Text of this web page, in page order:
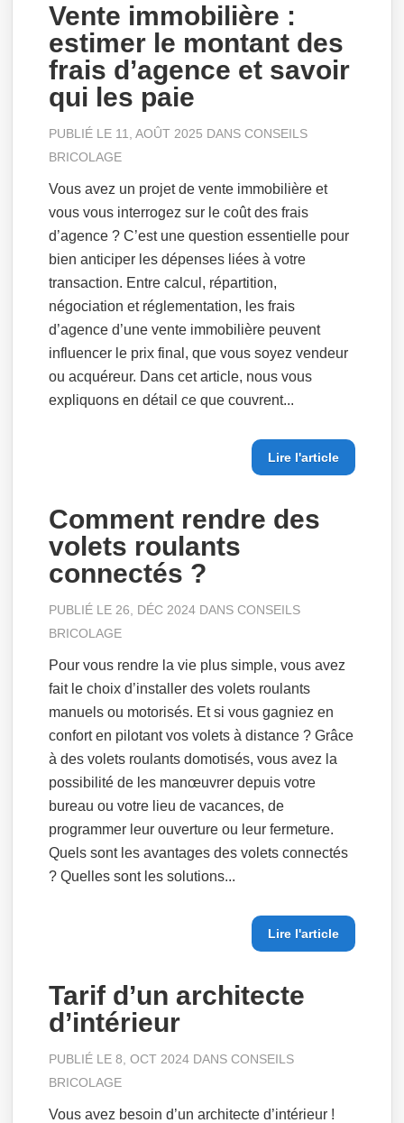
Vente immobilière :
estimer le montant des
frais d’agence et savoir
qui les paie
PUBLIÉ LE 11, AOÛT 2025 DANSCONSEILS
BRICOLAGE
Vous avez un projet de vente immobilière et
vous vous interrogez sur le coût des frais
d’agence ? C’est une question essentielle pour
bien anticiper les dépenses liées à votre
transaction. Entre calcul, répartition,
négociation et réglementation, les frais
d’agence d’une vente immobilière peuvent
influencer le prix final, que vous soyez vendeur
ou acquéreur. Dans cet article, nous vous
expliquons en détail ce que couvrent...
Lire l'article
Comment rendre des
volets roulants
connectés ?
PUBLIÉ LE 26, DÉC 2024 DANSCONSEILS
BRICOLAGE
Pour vous rendre la vie plus simple, vous avez
fait le choix d’installer des volets roulants
manuels ou motorisés. Et si vous gagniez en
confort en pilotant vos volets à distance ? Grâce
à des volets roulants domotisés, vous avez la
possibilité de les manœuvrer depuis votre
bureau ou votre lieu de vacances, de
programmer leur ouverture ou leur fermeture.
Quels sont les avantages des volets connectés
? Quelles sont les solutions...
Lire l'article
Tarif d’un architecte
d’intérieur
PUBLIÉ LE 8, OCT 2024 DANSCONSEILS
BRICOLAGE
Vous avez besoin d’un architecte d’intérieur !